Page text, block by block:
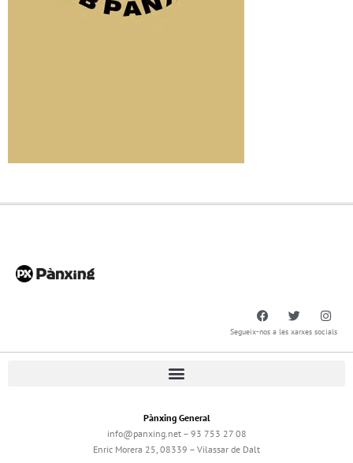
Segueix-nos a les xarxes socials
Pànxing General
info@panxing.net – 93 753 27 08
Enric Morera 25, 08339 – Vilassar de Dalt